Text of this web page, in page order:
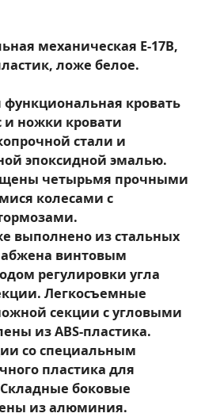
механическая E-17B,
ложе белое.
функциональная кровать
и ножки кровати
стали и
эпоксидной эмалью.
четырьмя прочными
колесами с
выполнено из стальных
винтовым
регулировки угла
Легкосъемные
секции с угловыми
из ABS-пластика.
со специальным
пластика для
боковые
из алюминия.